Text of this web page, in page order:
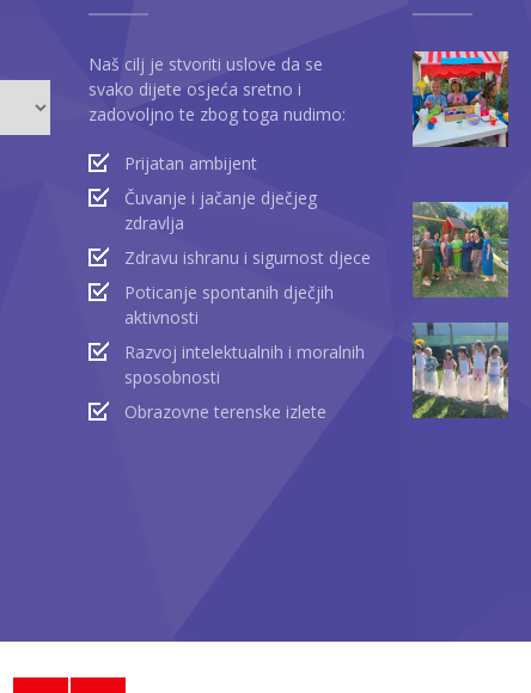
Naš cilj je stvoriti uslove da se
svako dijete osjeća sretno i
zadovoljno te zbog toga nudimo:
Prijatan ambijent
Čuvanje i jačanje dječjeg
zdravlja
Zdravu ishranu i sigurnost djece
Poticanje spontanih dječjih
aktivnosti
Razvoj intelektualnih i moralnih
sposobnosti
Obrazovne terenske izlete